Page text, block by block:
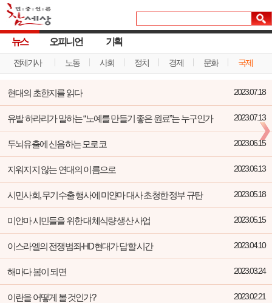
뉴스
전체기사 노동 사회 정치 경제 문화 국제
오피니언 기획
현대의 초한지를 읽다 2023.07.18
유발 하라리가 말하는 “노예를 만들기 좋은 원료”는 누구인가 2023.07.13
두뇌유출에 신음하는 모로코 2023.06.15
지워지지 않는 연대의 이름으로 2023.06.13
시민사회, 무기수출 행사에 미얀마 대사 초청한 정부 규탄 2023.05.18
미얀마 시민들을 위한 대체식량 생산 사업 2023.05.15
이스라엘의 전쟁범죄-HD현대가 답할 시간 2023.04.10
해마다 봄이 되면 2023.03.24
이란을 어떻게 볼 것인가? 2023.02.21